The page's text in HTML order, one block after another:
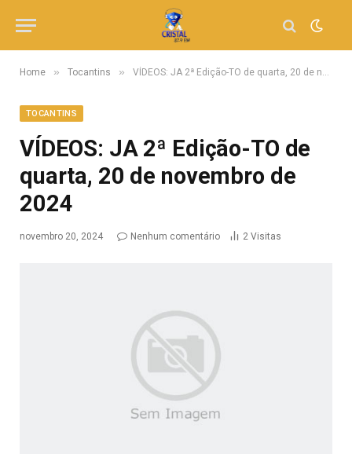
Home » Tocantins » VÍDEOS: JA 2ª Edição-TO de quarta, 20 de novembro de 2024
TOCANTINS
VÍDEOS: JA 2ª Edição-TO de
quarta, 20 de novembro de
2024
novembro 20, 2024 Nenhum comentário 2 Visitas